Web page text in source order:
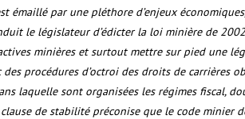
émaillé par une pléthore d’enjeux
le législateur d’édicter la loi minière de
minières et surtout mettre sur pied une
des procédures d’octroi des droits de carrières
laquelle sont organisées les régimes fiscal,
de stabilité préconise que le code minier